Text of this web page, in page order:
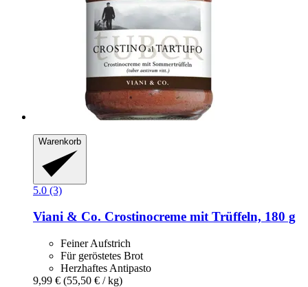
Warenkorb
5.0 (3)
Viani & Co. Crostinocreme mit Trüffeln, 180 g
Feiner Aufstrich
Für geröstetes Brot
Herzhaftes Antipasto
9,99 € (55,50 € / kg)